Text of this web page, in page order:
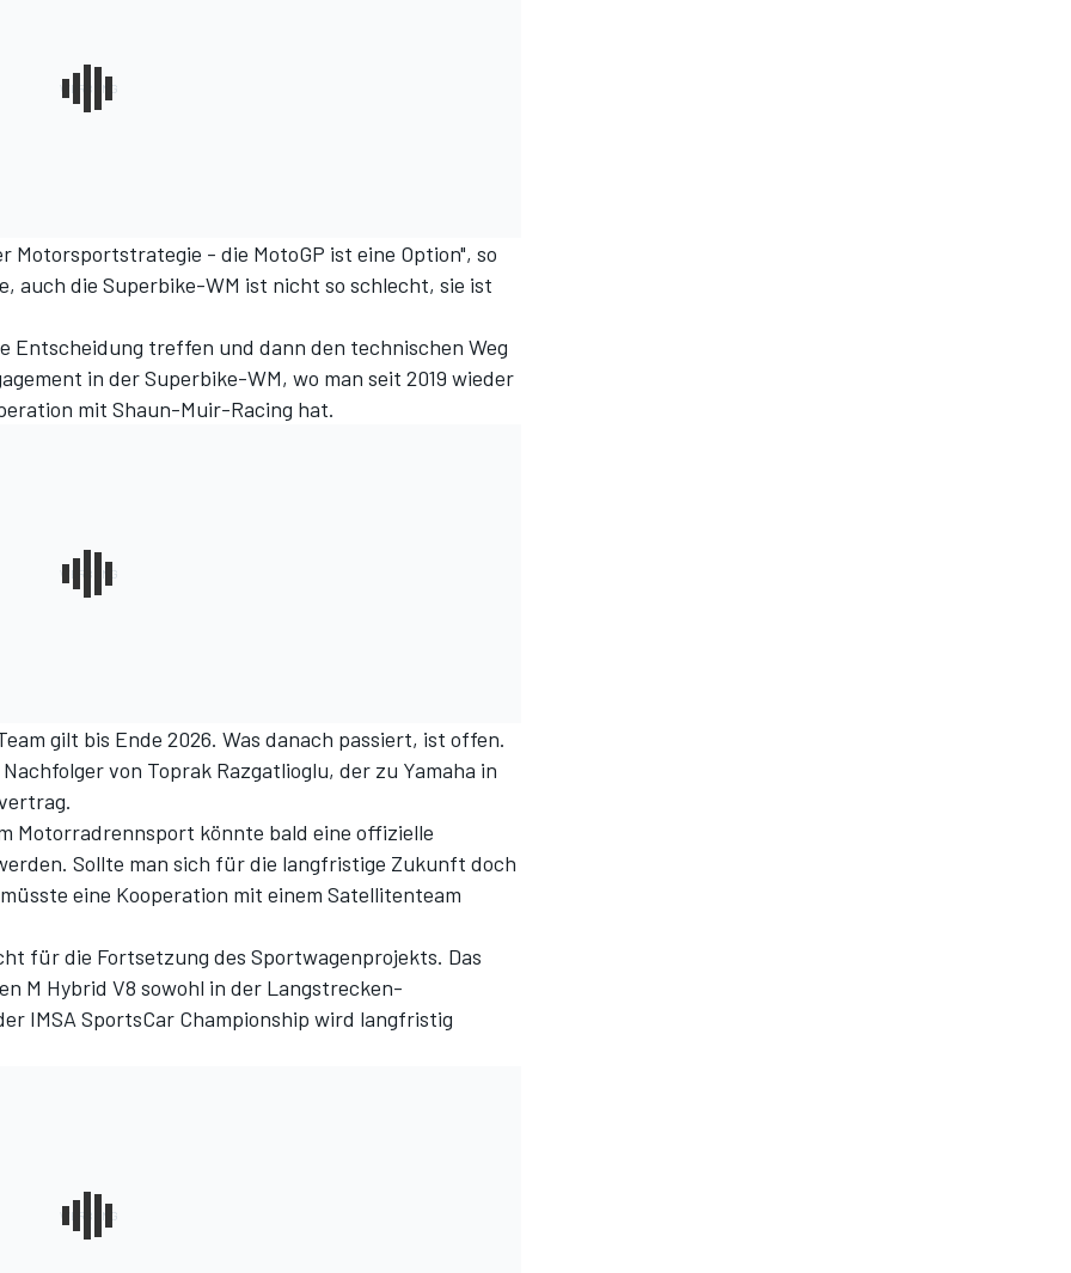
- die MotoGP ist eine Option", so
auch die Superbike-WM ist nicht so schlecht, sie ist
Entscheidung treffen und dann den technischen Weg
in der Superbike-WM, wo man seit 2019 wieder
mit Shaun-Muir-Racing hat.
gilt bis Ende 2026. Was danach passiert, ist offen.
von Toprak Razgatlioglu, der zu Yamaha in
Motorradrennsport könnte bald eine offizielle
Sollte man sich für die langfristige Zukunft doch
eine Kooperation mit einem Satellitenteam
für die Fortsetzung des Sportwagenprojekts. Das
M Hybrid V8 sowohl in der Langstrecken-
IMSA SportsCar Championship wird langfristig